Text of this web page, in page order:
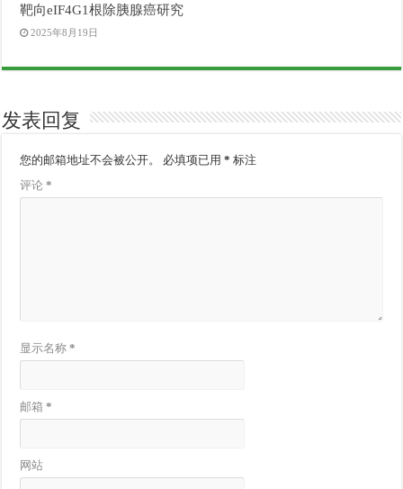
靶向eIF4G1根除胰腺癌研究
2025年8月19日
发表回复
您的邮箱地址不会被公开。 必填项已用* 标注
评论*
显示名称*
邮箱*
网站